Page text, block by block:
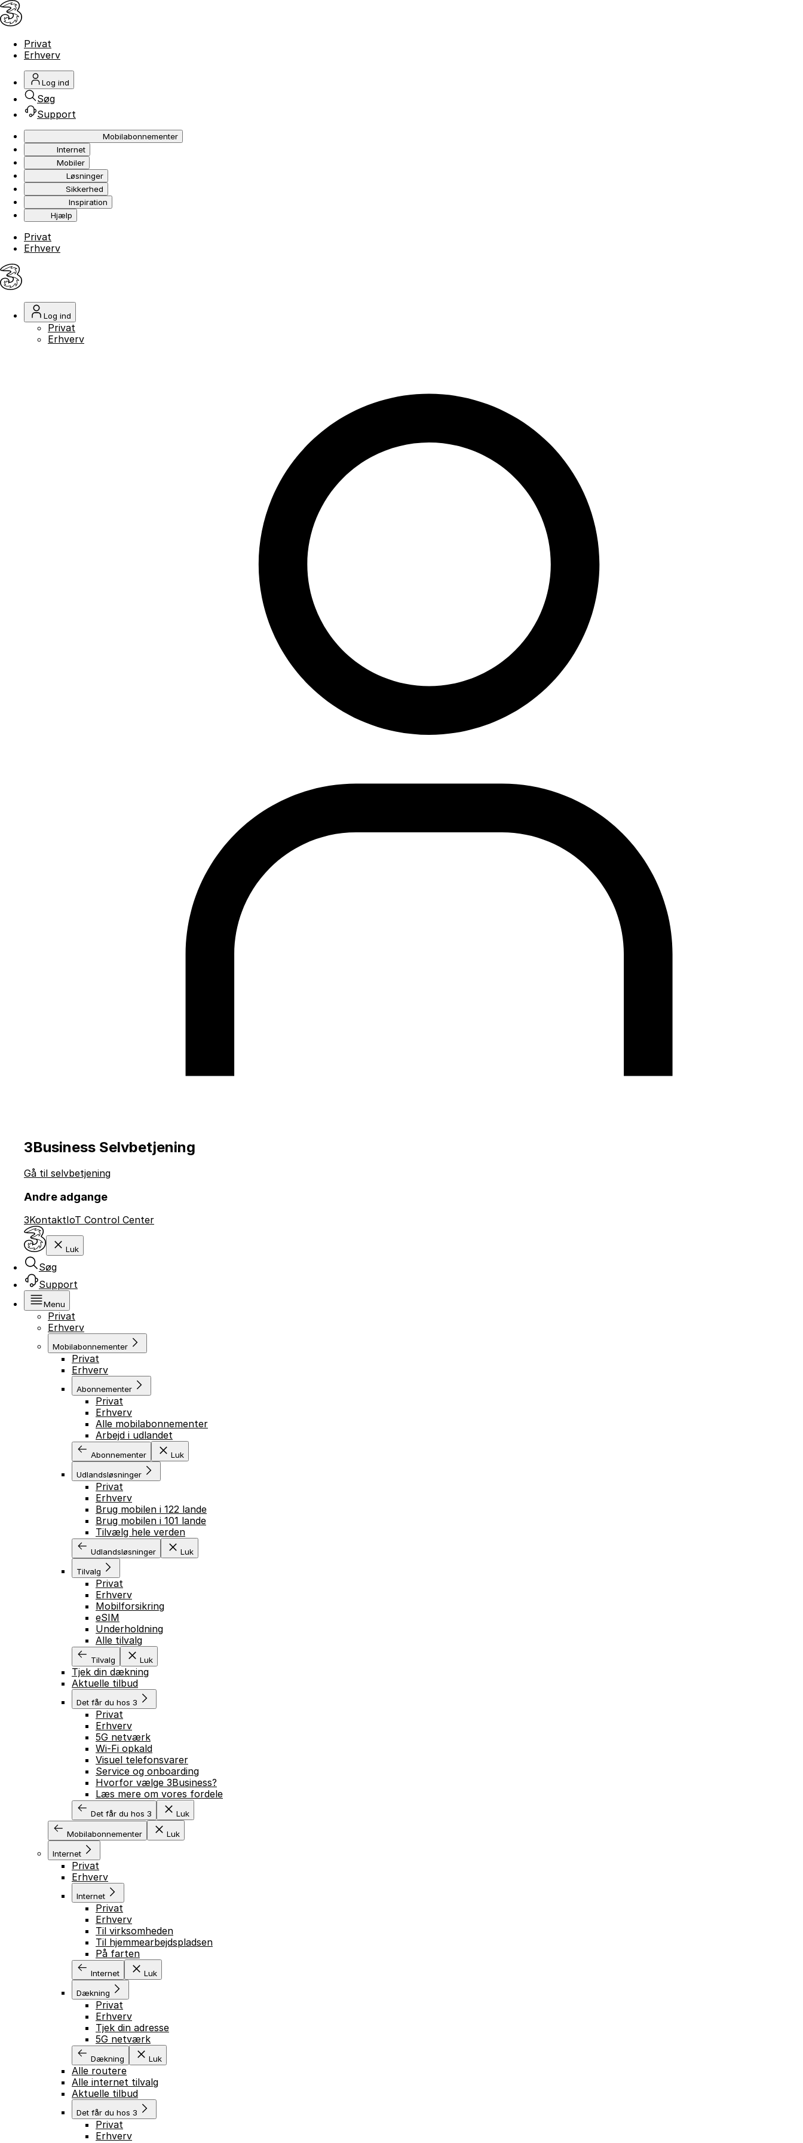
Privat
Erhverv
Log ind
Søg
Support
Mobilabonnementer
Internet
Mobiler
Løsninger
Sikkerhed
Inspiration
Hjælp
Privat
Erhverv
Log ind
Privat
Erhverv
3Business Selvbetjening
Gå til selvbetjening
Andre adgange
3KontaktIoT Control Center
Luk
Søg
Support
Menu
Privat
Erhverv
Mobilabonnementer
Privat
Erhverv
Abonnementer
Privat
Erhverv
Alle mobilabonnementer
Arbejd i udlandet
Abonnementer Luk
Udlandsløsninger
Privat
Erhverv
Brug mobilen i 122 lande
Brug mobilen i 101 lande
Tilvælg hele verden
Udlandsløsninger Luk
Tilvalg
Privat
Erhverv
Mobilforsikring
eSIM
Underholdning
Alle tilvalg
Tilvalg Luk
Tjek din dækning
Aktuelle tilbud
Det får du hos 3
Privat
Erhverv
5G netværk
Wi-Fi opkald
Visuel telefonsvarer
Service og onboarding
Hvorfor vælge 3Business?
Læs mere om vores fordele
Det får du hos 3 Luk
Mobilabonnementer Luk
Internet
Privat
Erhverv
Internet
Privat
Erhverv
Til virksomheden
Til hjemmearbejdspladsen
På farten
Internet Luk
Dækning
Privat
Erhverv
Tjek din adresse
5G netværk
Dækning Luk
Alle routere
Alle internet tilvalg
Aktuelle tilbud
Det får du hos 3
Privat
Erhverv